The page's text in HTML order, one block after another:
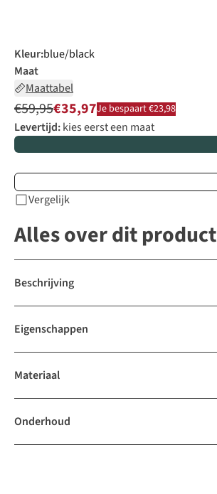
Kleur:blue/black
Maat
Maattabel
€59,95€35,97Je bespaart €23,98
Levertijd:kies eerst een maat
Vergelijk
Alles over dit product
Beschrijving
Eigenschappen
Materiaal
Onderhoud